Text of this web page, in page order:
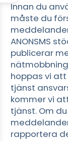
Innan du
måste du
ANONSMS
publicerar
hoppas vi
tjänst
kommer vi
tjänst. Om
rapportera